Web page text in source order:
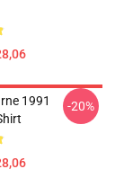
1991
-20%